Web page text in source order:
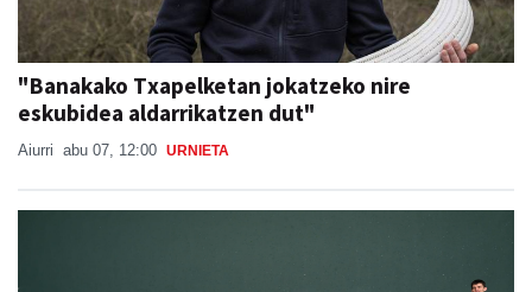
"Banakako Txapelketan jokatzeko nire
eskubidea aldarrikatzen dut"
Aiurri abu 07, 12:00 URNIETA